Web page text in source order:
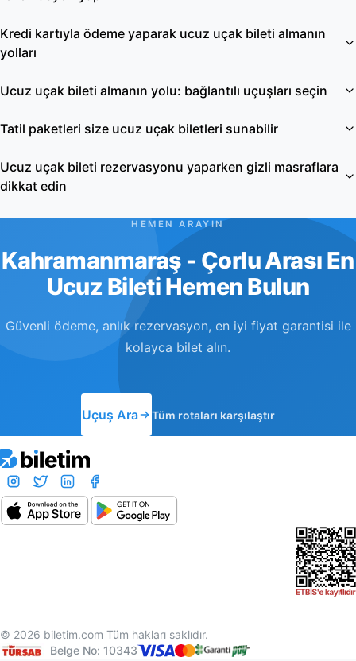
Kredi kartıyla ödeme yaparak ucuz uçak bileti almanın
yolları
Ucuz uçak bileti almanın yolu: bağlantılı uçuşları seçin
Tatil paketleri size ucuz uçak biletleri sunabilir
Ucuz uçak bileti rezervasyonu yaparken gizli masraflara
dikkat edin
HEMEN ARAYIN
Kahramanmaraş - Çorlu Arası En
Ucuz Bileti Hemen Bulun
Güvenli ödeme, anlık rezervasyon, en iyi fiyat garantisi ile
kolayca bilet alın.
Uçuş Ara Tüm rotaları karşılaştır
© 2026 biletim.com Tüm hakları saklıdır.
Belge No: 10343